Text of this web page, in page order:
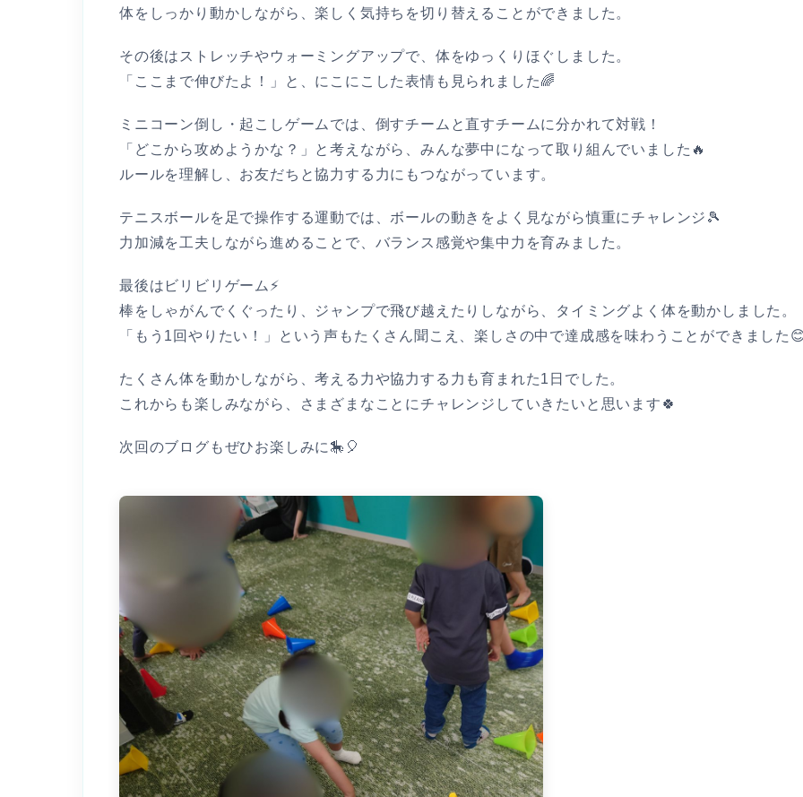
体をしっかり動かしながら、楽しく気持ちを切り替えることができました。
その後はストレッチやウォーミングアップで、体をゆっくりほぐしました。
「ここまで伸びたよ！」と、にこにこした表情も見られました🌈
ミニコーン倒し・起こしゲームでは、倒すチームと直すチームに分かれて対戦！
「どこから攻めようかな？」と考えながら、みんな夢中になって取り組んでいました🔥
ルールを理解し、お友だちと協力する力にもつながっています。
テニスボールを足で操作する運動では、ボールの動きをよく見ながら慎重にチャレンジ🎾
力加減を工夫しながら進めることで、バランス感覚や集中力を育みました。
最後はビリビリゲーム⚡
棒をしゃがんでくぐったり、ジャンプで飛び越えたりしながら、タイミングよく体を動かしました。
「もう1回やりたい！」という声もたくさん聞こえ、楽しさの中で達成感を味わうことができました
たくさん体を動かしながら、考える力や協力する力も育まれた1日でした。
これからも楽しみながら、さまざまなことにチャレンジしていきたいと思います🍀
次回のブログもぜひお楽しみに🎠🎈